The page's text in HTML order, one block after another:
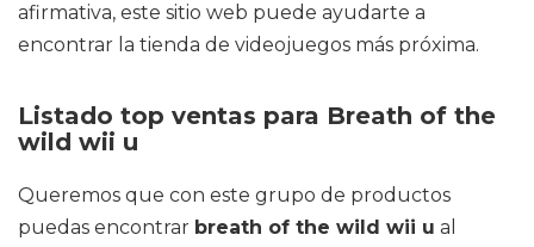
afirmativa, este sitio web puede ayudarte a
encontrar la tienda de videojuegos más próxima.
Listado top ventas para Breath of the
wild wii u
Queremos que con este grupo de productos
puedas encontrar breath of the wild wii u al